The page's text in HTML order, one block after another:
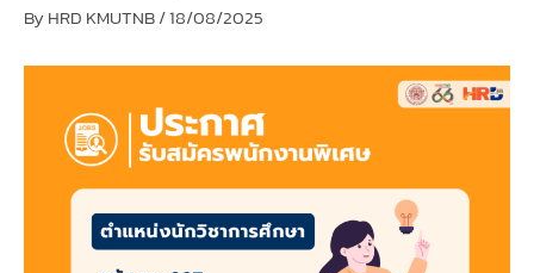
By HRD KMUTNB/18/08/2025